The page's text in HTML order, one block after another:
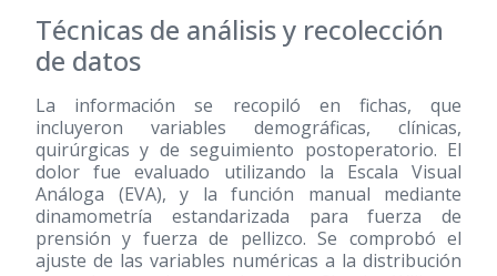
Técnicas de análisis y recolección
de datos
La información se recopiló en fichas, que
incluyeron variables demográficas, clínicas,
quirúrgicas y de seguimiento postoperatorio. El
dolor fue evaluado utilizando la Escala Visual
Análoga (EVA), y la función manual mediante
dinamometría estandarizada para fuerza de
prensión y fuerza de pellizco. Se comprobó el
ajuste de las variables numéricas a la distribución